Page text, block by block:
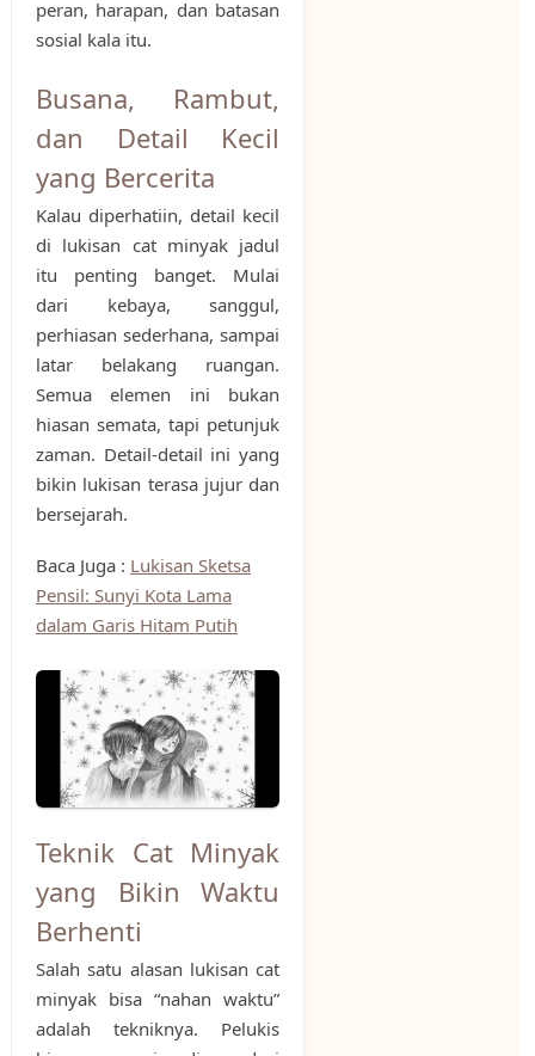
peran, harapan, dan batasan
sosial kala itu.
Busana, Rambut,
dan Detail Kecil
yang Bercerita
Kalau diperhatiin, detail kecil
di lukisan cat minyak jadul
itu penting banget. Mulai
dari kebaya, sanggul,
perhiasan sederhana, sampai
latar belakang ruangan.
Semua elemen ini bukan
hiasan semata, tapi petunjuk
zaman. Detail-detail ini yang
bikin lukisan terasa jujur dan
bersejarah.
Baca Juga : Lukisan Sketsa
Pensil: Sunyi Kota Lama
dalam Garis Hitam Putih
Teknik Cat Minyak
yang Bikin Waktu
Berhenti
Salah satu alasan lukisan cat
minyak bisa “nahan waktu”
adalah tekniknya. Pelukis